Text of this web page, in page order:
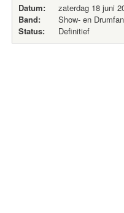
Datum:
zaterdag 18 juni
Band:
Show- en
Status:
Definitief